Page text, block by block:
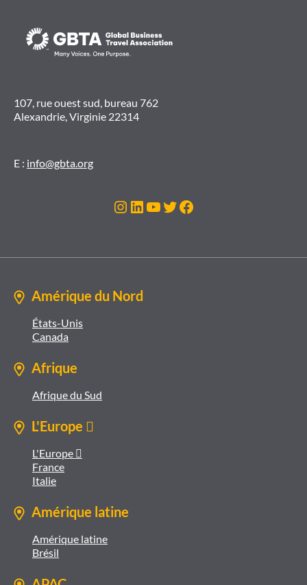
107, rue ouest sud, bureau 762
Alexandrie, Virginie 22314
E : info@gbta.org
Instagram
LinkedIn
YouTube
Twitter
Facebook
Amérique du Nord
États-Unis
Canada
Afrique
Afrique du Sud
L'Europe 
L'Europe 
France
Italie
Amérique latine
Amérique latine
Brésil